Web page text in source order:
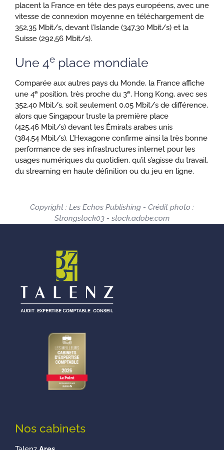
placent la France en tête des pays européens, avec une
vitesse de connexion moyenne en téléchargement de
352,35 Mbit/s, devant l’Islande (347,30 Mbit/s) et la
Suisse (292,56 Mbit/s).
Une 4e place mondiale
Comparée aux autres pays du Monde, la France affiche
une 4e position, très proche du 3e, Hong Kong, avec ses
352,40 Mbit/s, soit seulement 0,05 Mbit/s de différence,
alors que Singapour truste la première place
(425,46 Mbit/s) devant les Émirats arabes unis
(384,54 Mbit/s). L’Hexagone confirme ainsi la très bonne
performance de ses infrastructures internet pour les
usages numériques du quotidien, qu’il s’agisse du travail,
du streaming en haute définition ou du jeu en ligne.
Copyright : Les Echos Publishing - Crédit photo :
Strongstock03 - stock.adobe.com
Nos cabinets